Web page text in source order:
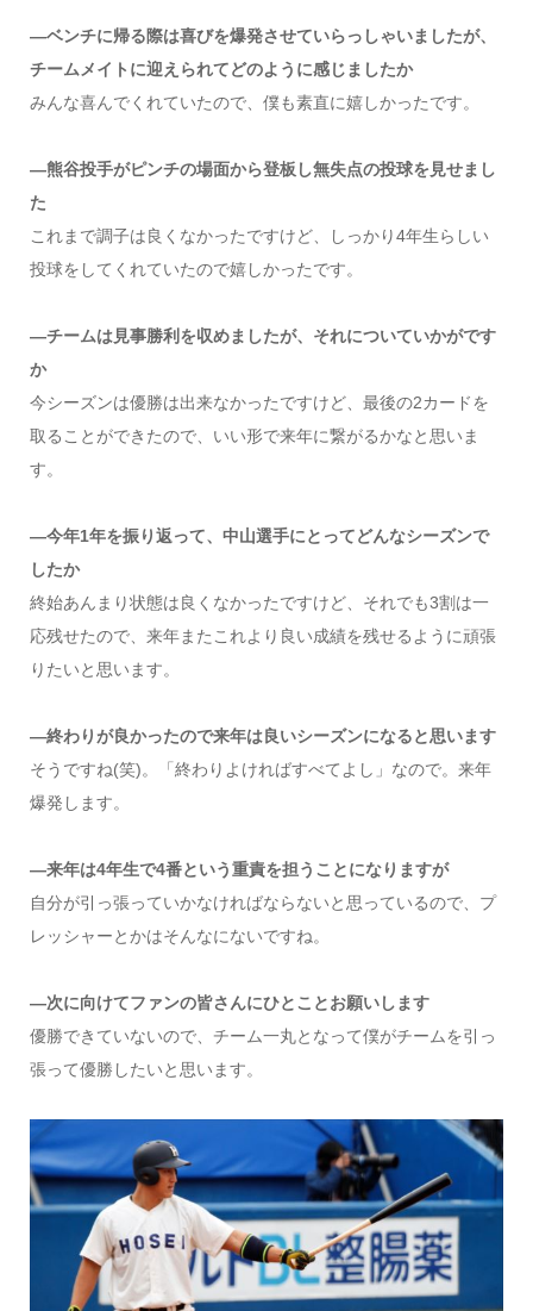
―ベンチに帰る際は喜びを爆発させていらっしゃいましたが、
チームメイトに迎えられてどのように感じましたか
みんな喜んでくれていたので、僕も素直に嬉しかったです。
―熊谷投手がピンチの場面から登板し無失点の投球を見せまし
た
これまで調子は良くなかったですけど、しっかり4年生らしい
投球をしてくれていたので嬉しかったです。
―チームは見事勝利を収めましたが、それについていかがです
か
今シーズンは優勝は出来なかったですけど、最後の2カードを
取ることができたので、いい形で来年に繋がるかなと思いま
す。
―今年1年を振り返って、中山選手にとってどんなシーズンで
したか
終始あんまり状態は良くなかったですけど、それでも3割は一
応残せたので、来年またこれより良い成績を残せるように頑張
りたいと思います。
―終わりが良かったので来年は良いシーズンになると思います
そうですね(笑)。「終わりよければすべてよし」なので。来年
爆発します。
―来年は4年生で4番という重責を担うことになりますが
自分が引っ張っていかなければならないと思っているので、プ
レッシャーとかはそんなにないですね。
―次に向けてファンの皆さんにひとことお願いします
優勝できていないので、チーム一丸となって僕がチームを引っ
張って優勝したいと思います。